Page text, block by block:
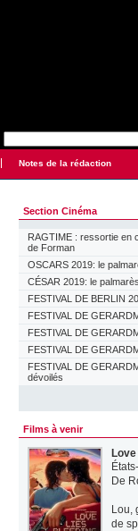
Notes de la rédaction
Section Cinéma
RAGTIME : ressortie en
de Forman
OSCARS 2019: le
CÉSAR 2019: le palmarès
FESTIVAL DE BERLIN
FESTIVAL DE
FESTIVAL DE
FESTIVAL DE
FESTIVAL DE
dévoilés
Films à venir
De
Lou,
de